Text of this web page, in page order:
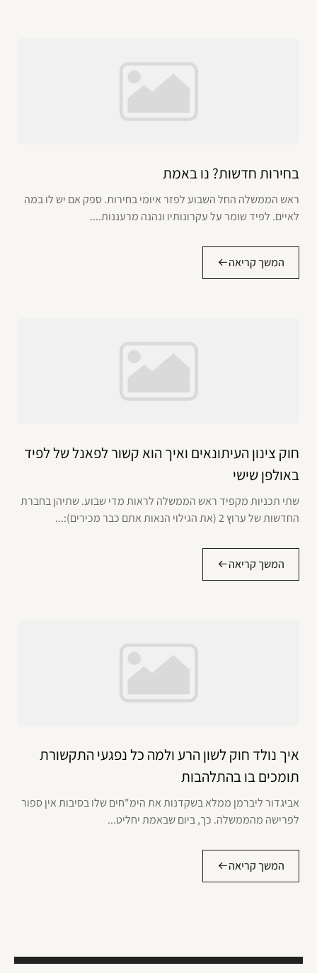
בחירות חדשות? נו באמת
ראש הממשלה החל השבוע לפזר איומי בחירות. ספק אם יש לו במה
לאיים. לפיד שומר על עקרונותיו ונהנה מרעננות....
המשך קריאה
חוק צינון העיתונאים ואיך הוא קשור לפאנל של לפיד
באולפן שישי
שתי תכניות מקפיד ראש הממשלה לראות מדי שבוע. שתיהן בחברת
החדשות של ערוץ 2 (את הגילוי הנאות אתם כבר מכירים):...
המשך קריאה
איך נולד חוק לשון הרע ולמה כל נפגעי התקשורת
תומכים בו בהתלהבות
אביגדור ליברמן ממלא בשקדנות את הימ"חים שלו בסיבות אין ספור
לפרישה מהממשלה. כך, ביום שבאמת יחליט...
המשך קריאה